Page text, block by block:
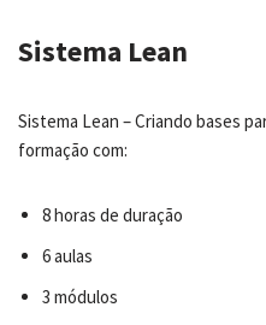
Sistema Lean
Sistema Lean – Criando bases
formação com:
8 horas de duração
6 aulas
3 módulos